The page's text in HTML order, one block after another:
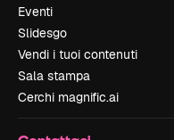
Eventi
Slidesgo
Vendi i tuoi contenuti
Sala stampa
Cerchi magnific.ai